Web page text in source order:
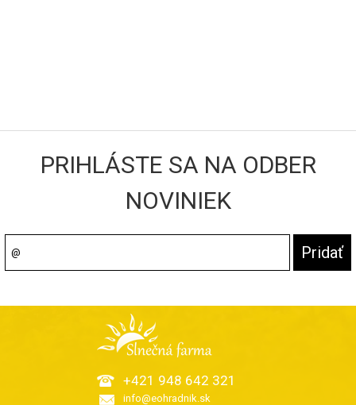
PRIHLÁSTE SA NA ODBER
NOVINIEK
+421 948 642 321
info@eohradnik.sk